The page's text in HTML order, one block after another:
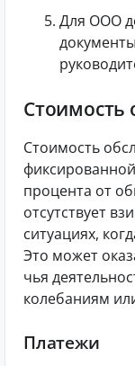
Для ООО
Стоимость
Стоимость
процента от
отсутствует
ситуациях,
Это может
чья
колебаниям
Платежи